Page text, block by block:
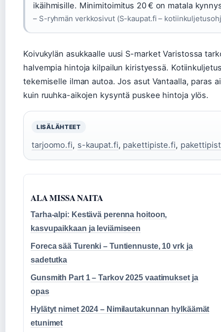
ikäihmisille. Minimitoimitus 20 € on matala
– S-ryhmän verkkosivut (S-kaupat.fi –
Koivukylän asukkaalle uusi S-market Varistossa
halvempia hintoja kilpailun kiristyessä.
tekemiselle ilman autoa. Jos asut Vantaalla, paras
kuin ruuhka-aikojen kysyntä puskee hintoja ylös.
LISÄLÄHTEET
tarjoomo.fi, s-kaupat.fi, pakettipiste.fi,
ALA MISSA NAITA
Tarha-alpi: Kestävä perenna hoitoon,
kasvupaikkaan ja leviämiseen
Foreca sää Turenki – Tuntiennuste, 10 vrk ja
sadetutka
Gunsmith Part 1 – Tarkov 2025 vaatimukset ja
opas
Hylätyt nimet 2024 – Nimilautakunnan hylkäämät
etunimet